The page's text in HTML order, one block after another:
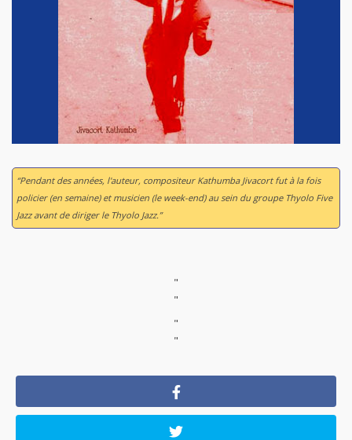
“Pendant des années, l'auteur, compositeur Kathumba Jivacort fut à la fois
policier (en semaine) et musicien (le week-end) au sein du groupe Thyolo Five
Jazz avant de diriger le Thyolo Jazz.”
"
"
"
"